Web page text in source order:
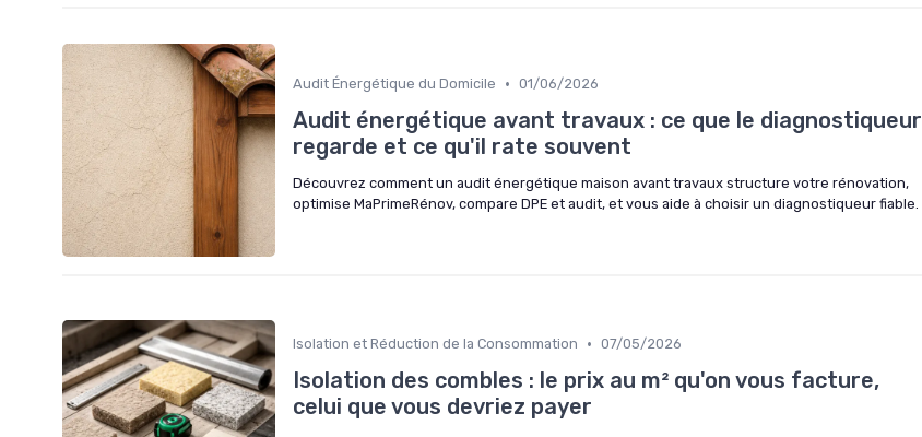
Audit Énergétique du Domicile • 01/06/2026
Audit énergétique avant travaux : ce que le diagnostiqueur
regarde et ce qu'il rate souvent
Découvrez comment un audit énergétique maison avant travaux structure votre rénovation,
optimise MaPrimeRénov, compare DPE et audit, et vous aide à choisir un diagnostiqueur fiable.
Isolation et Réduction de la Consommation • 07/05/2026
Isolation des combles : le prix au m² qu'on vous facture,
celui que vous devriez payer